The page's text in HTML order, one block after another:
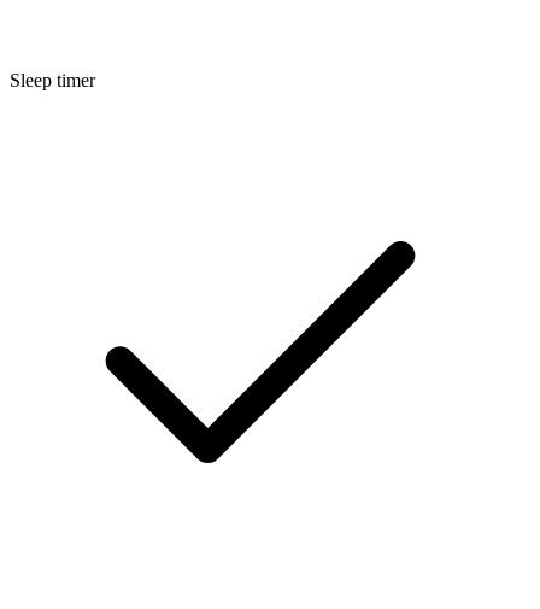
Sleep timer